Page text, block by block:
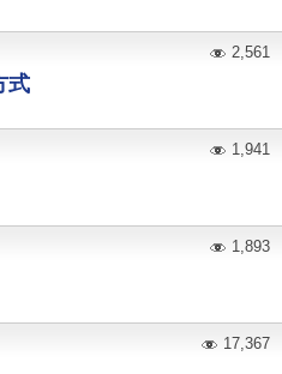
式
2,561
1,941
1,893
17,367